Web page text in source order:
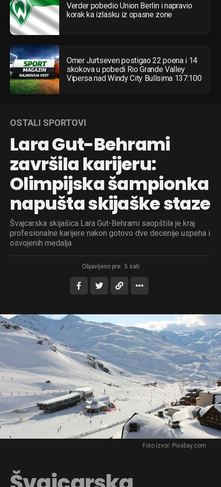
Verder pobedio Union Berlin i napravio
korak ka izlasku iz opasne zone
Omer Jurtseven postigao 22 poena i 14
skokova u pobedi Rio Grande Valley
Vipersa nad Windy City Bullsima 137:100
OSTALI SPORTOVI
Lara Gut-Behrami
završila karijeru:
Olimpijska šampionka
napušta skijaške staze
Švajcarska skijašica Lara Gut-Behrami saopštila je kraj
profesionalne karijere nakon gotovo dve decenije uspeha i
osvojenih medalja.
Objavljeno pre: 5 sati
Foto Izvor: Pixabay.com